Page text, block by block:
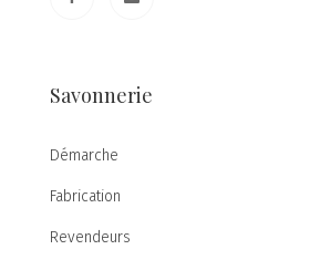
Savonnerie
Démarche
Fabrication
Revendeurs